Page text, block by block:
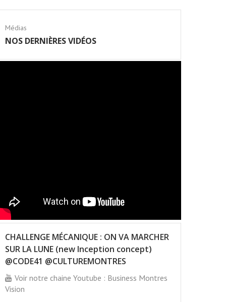
Médias
NOS DERNIÈRES VIDÉOS
CHALLENGE MÉCANIQUE : ON VA MARCHER
SUR LA LUNE (new Inception concept)
@CODE41 @CULTUREMONTRES
Voir notre chaine Youtube : Business Montres
Vision